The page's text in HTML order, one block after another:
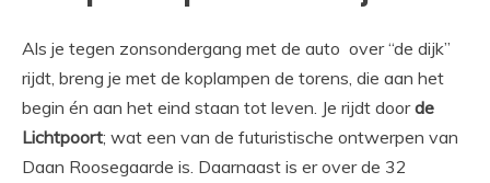
Als je tegen zonsondergang met de auto over “de dijk”
rijdt, breng je met de koplampen de torens, die aan het
begin én aan het eind staan tot leven. Je rijdt doorde
Lichtpoort; wat een van de futuristische ontwerpen van
Daan Roosegaarde is. Daarnaast is er over de 32